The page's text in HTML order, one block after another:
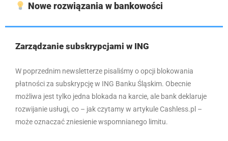
Nowe rozwiązania w bankowości
Zarządzanie subskrypcjami w ING
W poprzednim newsletterze pisaliśmy o opcji blokowania
płatności za subskrypcję w ING Banku Śląskim. Obecnie
możliwa jest tylko jedna blokada na karcie, ale bank deklaruje
rozwijanie usługi, co – jak czytamy w artykule Cashless.pl –
może oznaczać zniesienie wspomnianego limitu.